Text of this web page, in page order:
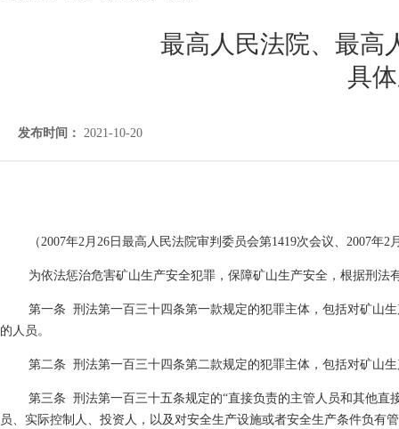
最高人民法院、最高
具
发布时间： 2021-10-20
（2007年2月 26 日最高人民法院审判委员会第1419次会议、 2007年2
为依法惩治危害矿山生产安全犯罪，保障矿山生产安全，根据刑
第一条 刑法第一百三十四条第一款规定的犯罪主体，包括对矿山
的人员。
第二条 刑法第一百三十四条第二款规定的犯罪主体，包括对矿山
第三条 刑法第一百三十五条规定的“直接负责的主管人员和其他
员、实际控制人、投资人，以及对安全生产设施或者安全生产条件负有